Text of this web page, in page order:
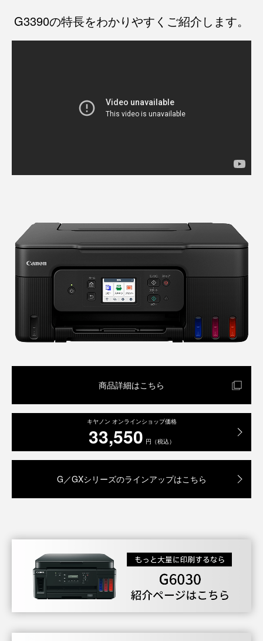
G3390の特長をわかりやすくご紹介します。
商品詳細はこちら
キヤノン オンラインショップ価格
33,550 円（税込）
G／GXシリーズのラインアップはこちら